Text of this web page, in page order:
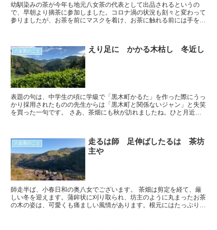
幼馴染みの茶が今年も地元八女茶の代表として出品されるというの
で、早朝より摘茶に参加しました。コロナ渦の状況も刻々と変わって
参りましたが、お茶を前にマスクを着け、お茶に触れる前には手を消
八女茶のこと えり足に かかる木枯し 冬近し
表題の句は、中学生の頃に学級で「黒木町かるた」を作った際にうっ
かり採用されたものの先生からは「黒木町と関係ないジャン」と失笑
を買った一句です。 さあ、茶畑にも秋が訪れましたね。ひと月近く
八女茶のこと
走るは師 足伸ばしたるは 茶坊
主や
師走半ば、小春日和の奥八女でございます。 茶畑は剪定を経て、厳
しい冬を迎えます。蒲鉾状に刈り取られ、坊主のように丸まったお茶
の木の姿は、可愛くも痛ましい風情があります。根元にはたっぷりの